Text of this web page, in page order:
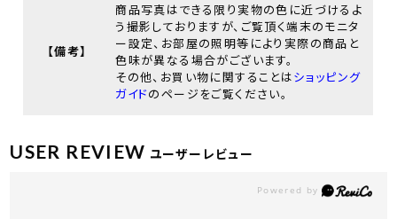
【備考】
商品写真はできる限り実物の色に近づけるよ
う撮影しておりますが、ご覧頂く端末のモニタ
ー設定、お部屋の照明等により実際の商品と
色味が異なる場合がございます。
その他、お買い物に関することはショッピング
ガイドのページをご覧ください。
USER REVIEW ユーザーレビュー